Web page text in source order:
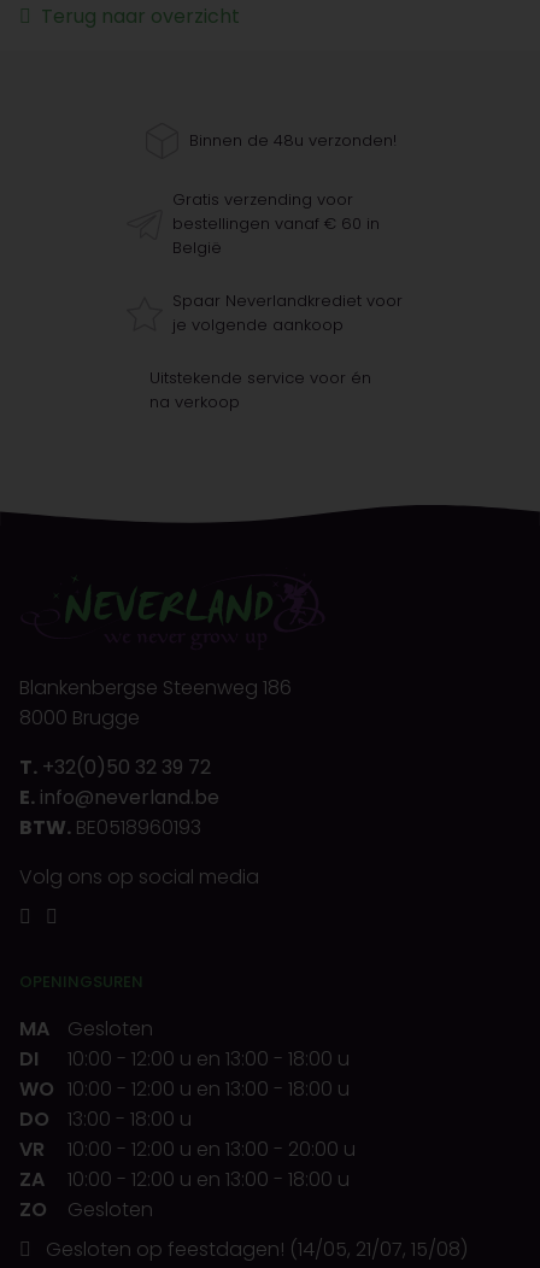
Terug naar overzicht
Binnen de 48u verzonden!
Gratis verzending voor
bestellingen vanaf € 60 in
België
Spaar Neverlandkrediet voor
je volgende aankoop
Uitstekende service voor én
na verkoop
Blankenbergse Steenweg 186
8000 Brugge
T. +32(0)50 32 39 72
E. info@neverland.be
BTW. BE0518960193
Volg ons op social media
OPENINGSUREN
MA
Gesloten
DI
10:00 - 12:00 u en 13:00 - 18:00 u
WO 10:00 - 12:00 u en 13:00 - 18:00 u
DO
13:00 - 18:00 u
VR
10:00 - 12:00 u en 13:00 - 20:00 u
ZA
10:00 - 12:00 u en 13:00 - 18:00 u
ZO
Gesloten
Gesloten op feestdagen! (14/05, 21/07, 15/08)